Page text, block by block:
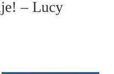
– Lucy